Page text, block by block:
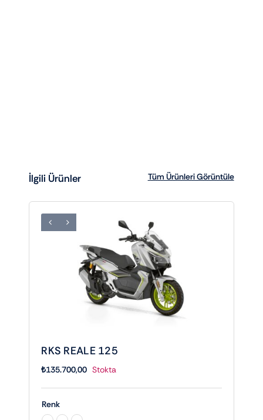
İlgili Ürünler Tüm Ürünleri Görüntüle
RKS REALE 125
₺135.700,00 Stokta
Renk